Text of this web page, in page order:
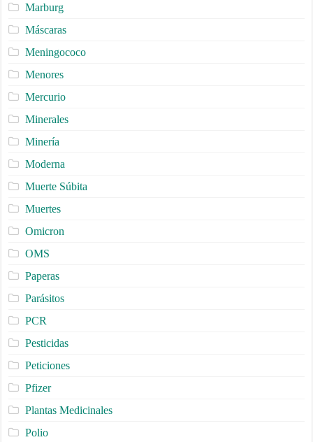
Marburg
Máscaras
Meningococo
Menores
Mercurio
Minerales
Minería
Moderna
Muerte Súbita
Muertes
Omicron
OMS
Paperas
Parásitos
PCR
Pesticidas
Peticiones
Pfizer
Plantas Medicinales
Polio